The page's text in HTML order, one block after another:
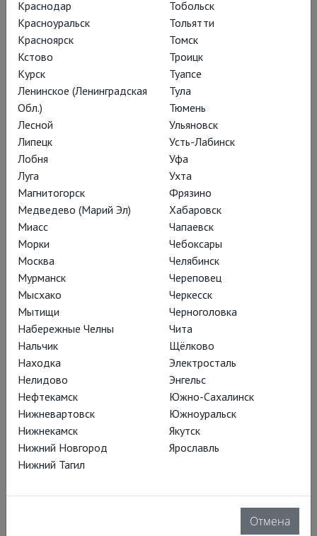
Нуреев: Лебединое озеро
Язык: немецкий, русские субтитры
11 августа, вторник
19:00 Синема 5 ТРК «Республика»
26 августа, среда
Краснодар
Красноуральск
Красноярск
Кстово
Курск
Ленинское (Ленинградская
Обл.)
Лесной
Липецк
Лобня
Луга
Магнитогорск
Медведево (Марий Эл)
Миасс
Морки
Москва
Мурманск
Мысхако
Мытищи
Набережные Челны
Нальчик
Находка
Нелидово
Нефтекамск
Нижневартовск
Нижнекамск
Нижний Новгород
Нижний Тагил
Тобольск
Тольятти
Томск
Троицк
Туапсе
Тула
Тюмень
Ульяновск
Усть-Лабинск
Уфа
Ухта
Фрязино
Хабаровск
Чапаевск
Чебоксары
Челябинск
Череповец
Черкесск
Черноголовка
Чита
Щёлково
Электросталь
Энгельс
Южно-Сахалинск
Южноуральск
Якутск
Ярославль
Отмена